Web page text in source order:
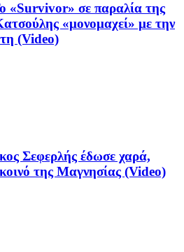
σε παραλία της
«μονομαχεί» με την
(Video)
Σεφερλής έδωσε χαρά,
της Μαγνησίας (Video)